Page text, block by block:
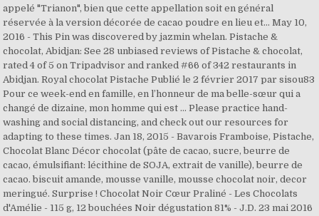
appelé "Trianon", bien que cette appellation soit en général
réservée à la version décorée de cacao poudre en lieu et… May 10,
2016 - This Pin was discovered by jazmin whelan. Pistache &
chocolat, Abidjan: See 28 unbiased reviews of Pistache & chocolat,
rated 4 of 5 on Tripadvisor and ranked #66 of 342 restaurants in
Abidjan. Royal chocolat Pistache Publié le 2 février 2017 par sisou83
Pour ce week-end en famille, en l’honneur de ma belle-sœur qui a
changé de dizaine, mon homme qui est … Please practice hand-
washing and social distancing, and check out our resources for
adapting to these times. Jan 18, 2015 - Bavarois Framboise, Pistache,
Chocolat Blanc Décor chocolat (pâte de cacao, sucre, beurre de
cacao, émulsifiant: lécithine de SOJA, extrait de vanille), beurre de
cacao. biscuit amande, mousse vanille, mousse chocolat noir, decor
meringué. Surprise ! Chocolat Noir Cœur Praliné - Les Chocolats
d'Amélie - 115 g, 12 bouchées Noir dégustation 81% - J.D. 23 mai 2016